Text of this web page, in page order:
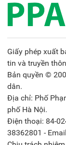
Giấy phép xuất
tin và truyền
Bản quyền ©
dân.
Địa chỉ: Phố
phố Hà Nội.
Điện thoại: 84-
38362801 -